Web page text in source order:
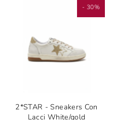
- 30%
2*STAR - Sneakers Con
Lacci White/gold